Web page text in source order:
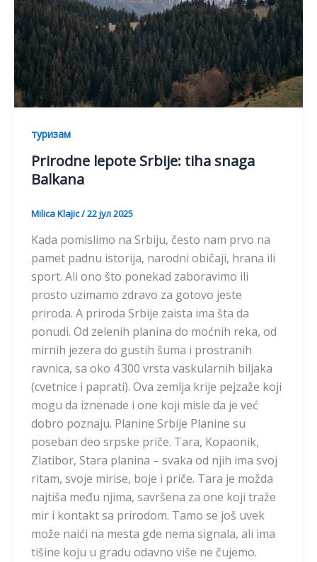
туризам
Prirodne lepote Srbije: tiha snaga
Balkana
Milica Klajic/22 јул 2025
Kada pomislimo na Srbiju, često nam prvo na
pamet padnu istorija, narodni običaji, hrana ili
sport. Ali ono što ponekad zaboravimo ili
prosto uzimamo zdravo za gotovo jeste
priroda. A priroda Srbije zaista ima šta da
ponudi. Od zelenih planina do moćnih reka, od
mirnih jezera do gustih šuma i prostranih
ravnica, sa oko 4 300 vrsta vaskularnih biljaka
(cvetnice i paprati). Ova zemlja krije pejzaže koji
mogu da iznenade i one koji misle da je već
dobro poznaju. Planine Srbije Planine su
poseban deo srpske priče. Tara, Kopaonik,
Zlatibor, Stara planina – svaka od njih ima svoj
ritam, svoje mirise, boje i priče. Tara je možda
najtiša među njima, savršena za one koji traže
mir i kontakt sa prirodom. Tamo se još uvek
može naići na mesta gde nema signala, ali ima
tišine koju u gradu odavno više ne čujemo.